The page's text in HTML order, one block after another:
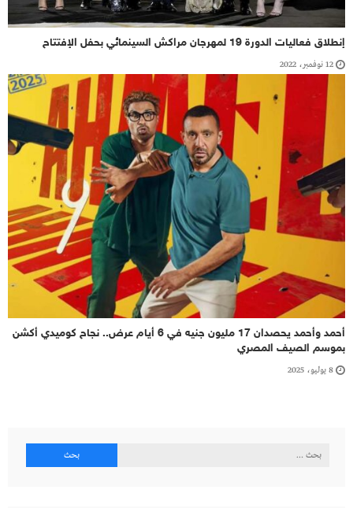
إنطلاق فعاليات الدورة 19 لمهرجان مراكش السينمائي بحفل الإفتتاح
12 نوفمبر، 2022
أحمد وأحمد يحصدان 17 مليون جنيه في 6 أيام عرض.. نجاح كوميدي أكشن
بموسم الصيف المصري
8 يوليو، 2025
البحث